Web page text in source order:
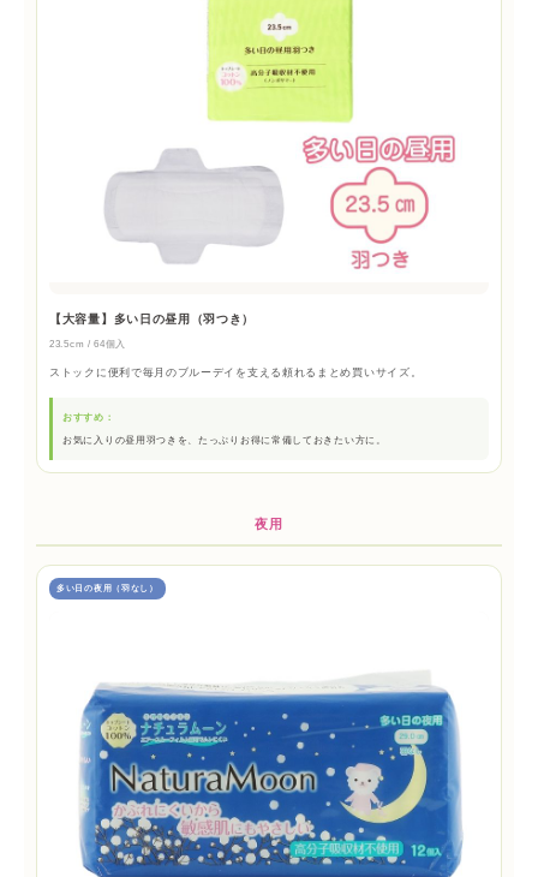
【大容量】多い日の昼用（羽つき）
23.5cm / 64個入
ストックに便利で毎月のブルーデイを支える頼れるまとめ買いサイズ。
おすすめ：
お気に入りの昼用羽つきを、たっぷりお得に常備しておきたい方に。
夜用
多い日の夜用（羽なし）